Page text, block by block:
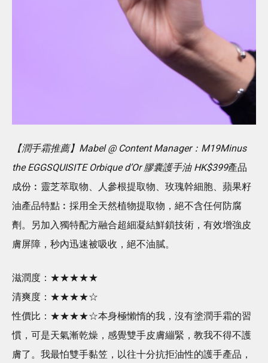
【潤手霜推薦】Mabel @ Content Manager：M19Minus
the EGGSQUISITE Orbique d’Or 膠囊護手油 HK$399產品
成份︰靈芝萃取物、人參根提取物、玫瑰幹細胞、蘋果籽
油產品特點︰採用全天然植物提取物，絕不含任何防腐
劑。另加入獨特配方融合超細凝結鮮鎖技術，有效增強皮
膚屏障，秒內迅速被吸收，絕不油膩。
滋潤度：★★★★★
清爽度：★★★★☆
性價比：★★★★☆本身極懶惰的我，沒有塗潤手霜的習
慣，可是天氣漸乾燥，感覺雙手皮膚繃緊，教我不得不護
膚了。我最怕雙手黏笠，以往十分抗拒油性的護手產品，